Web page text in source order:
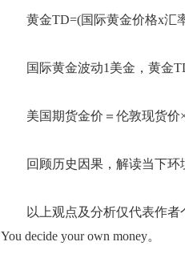
黄金TD=(国际黄金价格x汇率
国际黄金波动1美金，黄金TD
美国期货金价＝伦敦现货价
回顾历史因果，解读当下环
以上观点及分析仅代表作者个
You decide your own money。